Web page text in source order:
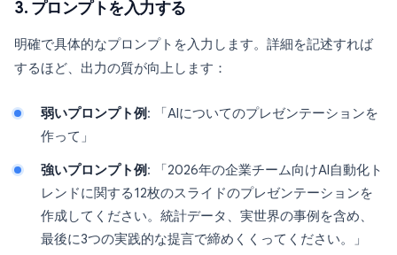
3. プロンプトを入力する
明確で具体的なプロンプトを入力します。詳細を記述すれば
するほど、出力の質が向上します：
弱いプロンプト例: 「AIについてのプレゼンテーションを
作って」
強いプロンプト例: 「2026年の企業チーム向けAI自動化ト
レンドに関する12枚のスライドのプレゼンテーションを
作成してください。統計データ、実世界の事例を含め、
最後に3つの実践的な提言で締めくくってください。」